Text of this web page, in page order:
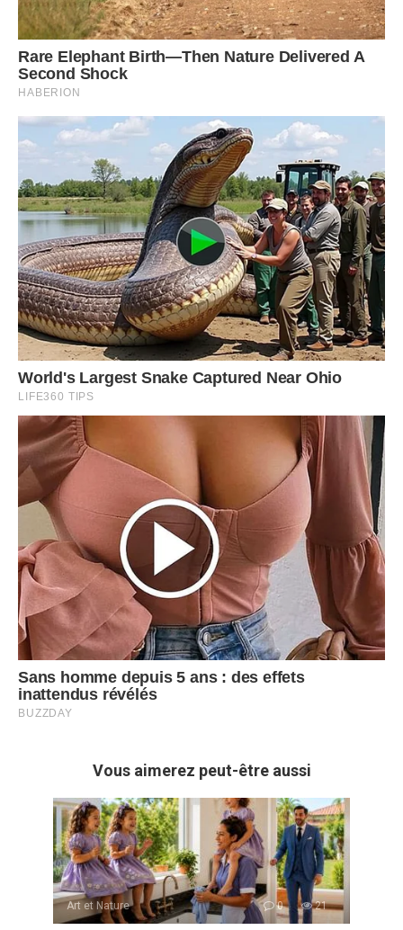
Vous aimerez peut-être aussi
Art et Nature 0 21